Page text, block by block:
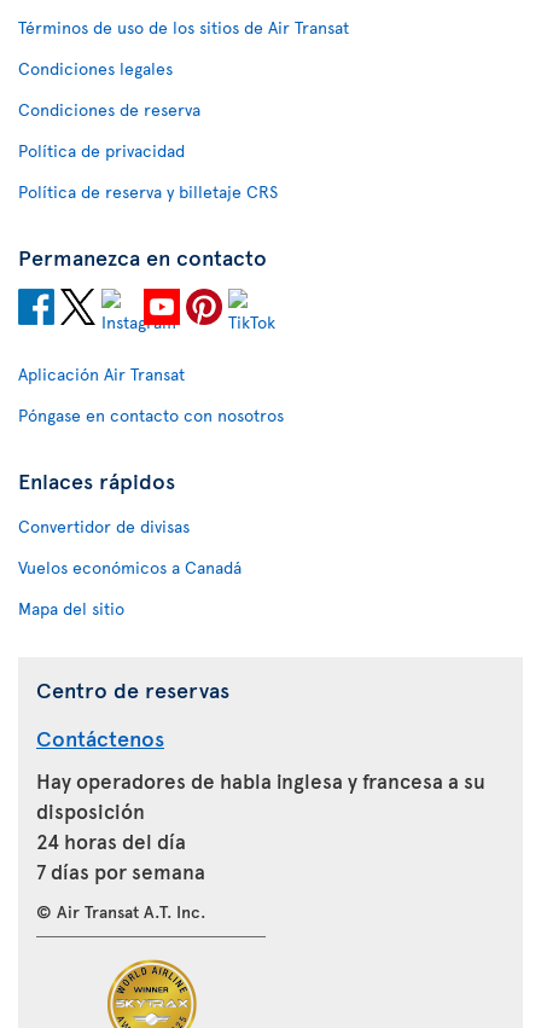
Términos de uso de los sitios de Air Transat
Condiciones legales
Condiciones de reserva
Política de privacidad
Política de reserva y billetaje CRS
Permanezca en contacto
Aplicación Air Transat
Póngase en contacto con nosotros
Enlaces rápidos
Convertidor de divisas
Vuelos económicos a Canadá
Mapa del sitio
Centro de reservas
Contáctenos
Hay operadores de habla inglesa y francesa a su
disposición
24 horas del día
7 días por semana
© Air Transat A.T. Inc.